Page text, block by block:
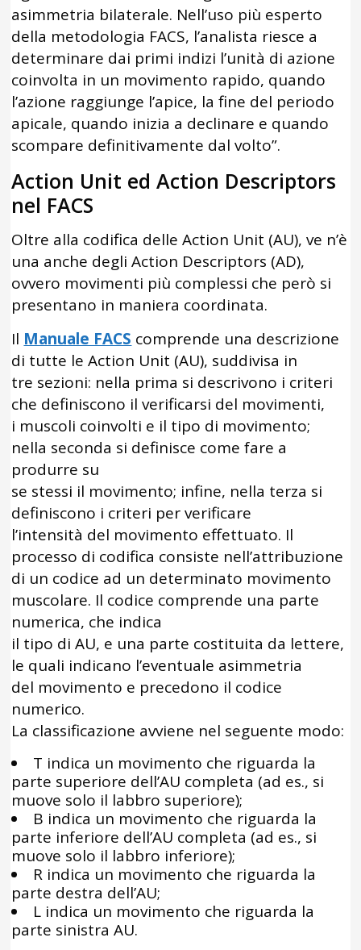
asimmetria bilaterale. Nell’uso più esperto
della metodologia FACS, l’analista riesce a
determinare dai primi indizi l’unità di azione
coinvolta in un movimento rapido, quando
l’azione raggiunge l’apice, la fine del periodo
apicale, quando inizia a declinare e quando
scompare definitivamente dal volto”.
Action Unit ed Action Descriptors
nel FACS
Oltre alla codifica delle Action Unit (AU), ve n’è
una anche degli Action Descriptors (AD),
ovvero movimenti più complessi che però si
presentano in maniera coordinata.
Il Manuale FACS comprende una descrizione
di tutte le Action Unit (AU), suddivisa in
tre sezioni: nella prima si descrivono i criteri
che definiscono il verificarsi del movimenti,
i muscoli coinvolti e il tipo di movimento;
nella seconda si definisce come fare a
produrre su
se stessi il movimento; infine, nella terza si
definiscono i criteri per verificare
l’intensità del movimento effettuato. Il
processo di codifica consiste nell’attribuzione
di un codice ad un determinato movimento
muscolare. Il codice comprende una parte
numerica, che indica
il tipo di AU, e una parte costituita da lettere,
le quali indicano l’eventuale asimmetria
del movimento e precedono il codice
numerico.
La classificazione avviene nel seguente modo:
T indica un movimento che riguarda la
parte superiore dell’AU completa (ad es., si
muove solo il labbro superiore);
B indica un movimento che riguarda la
parte inferiore dell’AU completa (ad es., si
muove solo il labbro inferiore);
R indica un movimento che riguarda la
parte destra dell’AU;
L indica un movimento che riguarda la
parte sinistra AU.